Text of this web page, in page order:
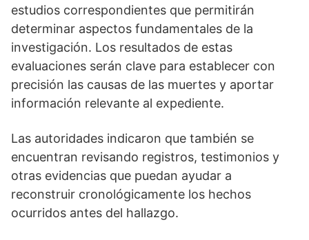
estudios correspondientes que permitirán
determinar aspectos fundamentales de la
investigación. Los resultados de estas
evaluaciones serán clave para establecer con
precisión las causas de las muertes y aportar
información relevante al expediente.
Las autoridades indicaron que también se
encuentran revisando registros, testimonios y
otras evidencias que puedan ayudar a
reconstruir cronológicamente los hechos
ocurridos antes del hallazgo.